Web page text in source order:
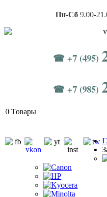
Пн-Сб 9.00-
☎ +7 (495)
☎ +7 (985)
0 Товары